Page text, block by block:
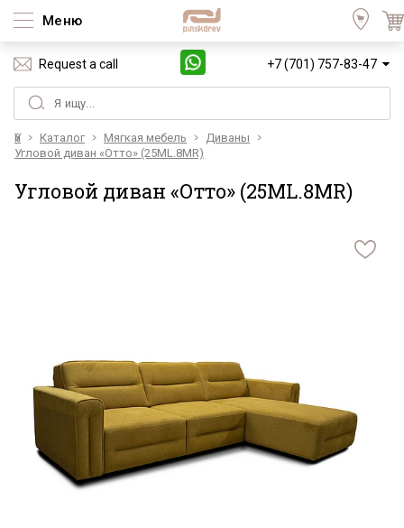
Меню
Request a call +7 (701) 757-83-47
Үй Каталог Мягкая мебель
Диваны
Угловой диван «Отто» (25ML.8MR)
Угловой диван «Отто» (25ML.8MR)